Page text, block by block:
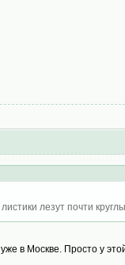
лезут почти
в Москве. Просто у